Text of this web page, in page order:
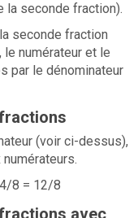
la seconde fraction).
seconde fraction
numérateur et le
par le dénominateur
(voir ci-dessus),
8 = 12/8